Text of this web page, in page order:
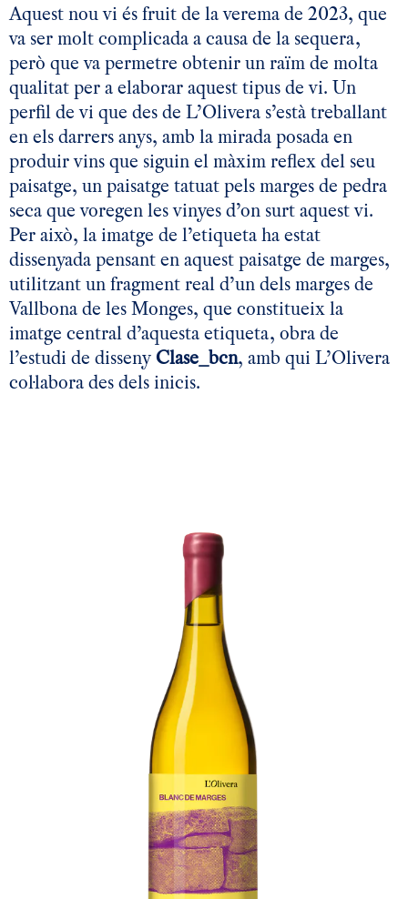
Aquest nou vi és fruit de la verema de 2023, que
va ser molt complicada a causa de la sequera,
però que va permetre obtenir un raïm de molta
qualitat per a elaborar aquest tipus de vi. Un
perfil de vi que des de L’Olivera s’està treballant
en els darrers anys, amb la mirada posada en
produir vins que siguin el màxim reflex del seu
paisatge, un paisatge tatuat pels marges de pedra
seca que voregen les vinyes d’on surt aquest vi.
Per això, la imatge de l’etiqueta ha estat
dissenyada pensant en aquest paisatge de marges,
utilitzant un fragment real d’un dels marges de
Vallbona de les Monges, que constitueix la
imatge central d’aquesta etiqueta, obra de
l’estudi de dissenyClase_bcn, amb qui L’Olivera
col·labora des dels inicis.